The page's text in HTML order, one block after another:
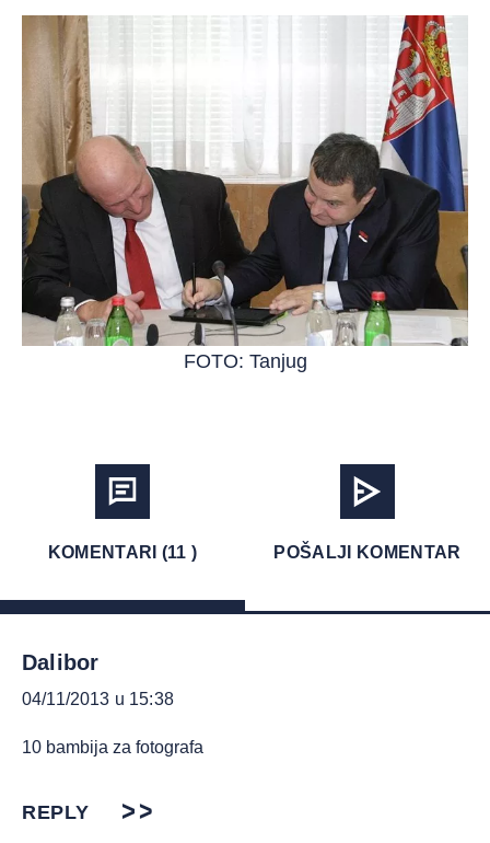
FOTO: Tanjug
KOMENTARI (11 ) POŠALJI KOMENTAR
Dalibor
04/11/2013 u 15:38
10 bambija za fotografa
REPLY